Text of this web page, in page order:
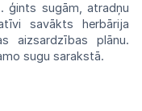
ģints sugām, atradņu
savākts herbārija
aizsardzības plānu.
sugu sarakstā.